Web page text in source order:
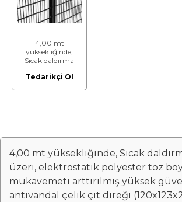
4,00 mt
yüksekliğinde,
Sıcak daldırma
elektrostatik
direği (120x123x2
mm Sactan İmal
Edilmiş Direk
Kesitli, Bağlantı
Elemanlarını
Kabufle Eden,
Mukavemeti A
Tedarikçi Ol
4,00 mt yüksekliğinde, Sıcak
üzeri, elektrostatik polyester toz
mukavemeti arttırılmış yüksek
antivandal çelik çit direği